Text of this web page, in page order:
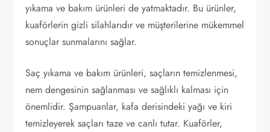
yıkama ve bakım ürünleri de yatmaktadır. Bu ürünler,
kuaförlerin gizli silahlarıdır ve müşterilerine mükemmel
sonuçlar sunmalarını sağlar.
Saç yıkama ve bakım ürünleri, saçların temizlenmesi,
nem dengesinin sağlanması ve sağlıklı kalması için
önemlidir. Şampuanlar, kafa derisindeki yağı ve kiri
temizleyerek saçları taze ve canlı tutar. Kuaförler,